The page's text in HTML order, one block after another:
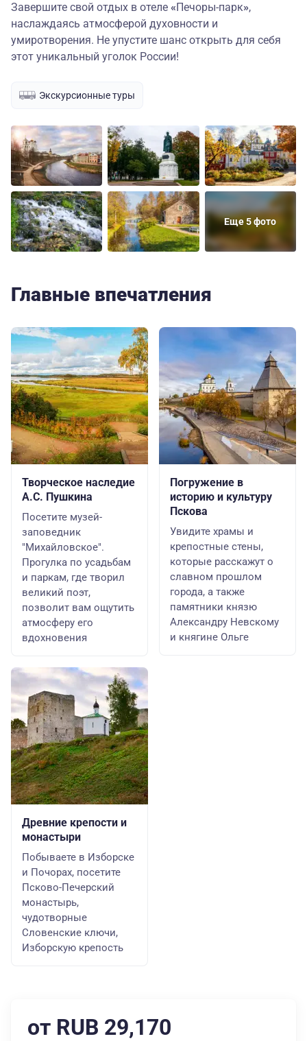
Завершите свой отдых в отеле «Печоры-парк»,
наслаждаясь атмосферой духовности и
умиротворения. Не упустите шанс открыть для себя
этот уникальный уголок России!
Экскурсионные туры
Еще 5 фото
Главные впечатления
Творческое наследие
А.С. Пушкина
Посетите музей-
заповедник
"Михайловское".
Прогулка по усадьбам
и паркам, где творил
великий поэт,
позволит вам ощутить
атмосферу его
вдохновения
Древние крепости и
монастыри
Побываете в Изборске
и Почорах, посетите
Псково-Печерский
монастырь,
чудотворные
Словенские ключи,
Изборскую крепость
Погружение в
историю и культуру
Пскова
Увидите храмы и
крепостные стены,
которые расскажут о
славном прошлом
города, а также
памятники князю
Александру Невскому
и княгине Ольге
от RUB 29,170